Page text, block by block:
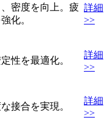
密度を向上。疲
化。
詳細
>>
性を最適化。
詳細
>>
接合を実現。
詳細
>>